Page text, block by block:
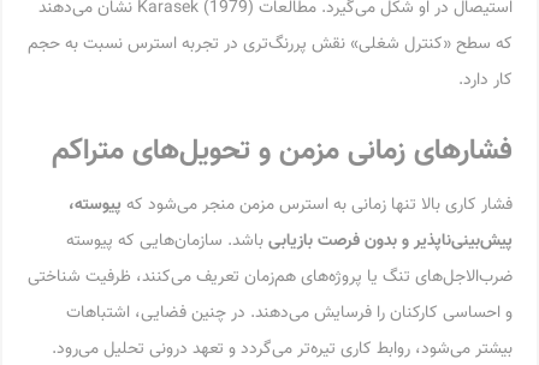
استیصال در او شکل می‌گیرد. مطالعات Karasek (1979) نشان می‌دهند
که سطح «کنترل شغلی» نقش پررنگ‌تری در تجربه استرس نسبت به حجم
کار دارد.
فشارهای زمانی مزمن و تحویل‌های متراکم
فشار کاری بالا تنها زمانی به استرس مزمن منجر می‌شود که پیوسته،
پیش‌بینی‌ناپذیر و بدون فرصت بازیابیباشد. سازمان‌هایی که پیوسته
ضرب‌الاجل‌های تنگ یا پروژه‌های هم‌زمان تعریف می‌کنند، ظرفیت شناختی
و احساسی کارکنان را فرسایش می‌دهند. در چنین فضایی، اشتباهات
بیشتر می‌شود، روابط کاری تیره‌تر می‌گردد و تعهد درونی تحلیل می‌رود.